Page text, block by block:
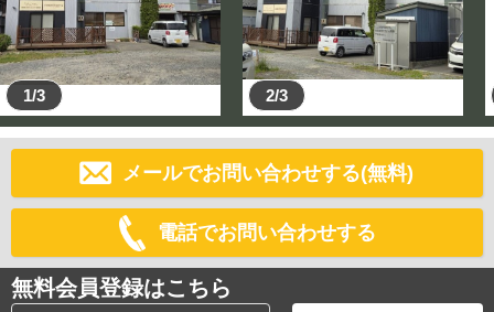
1/3 2/3
メールでお問い合わせする(無料)
電話でお問い合わせする
無料会員登録はこちら